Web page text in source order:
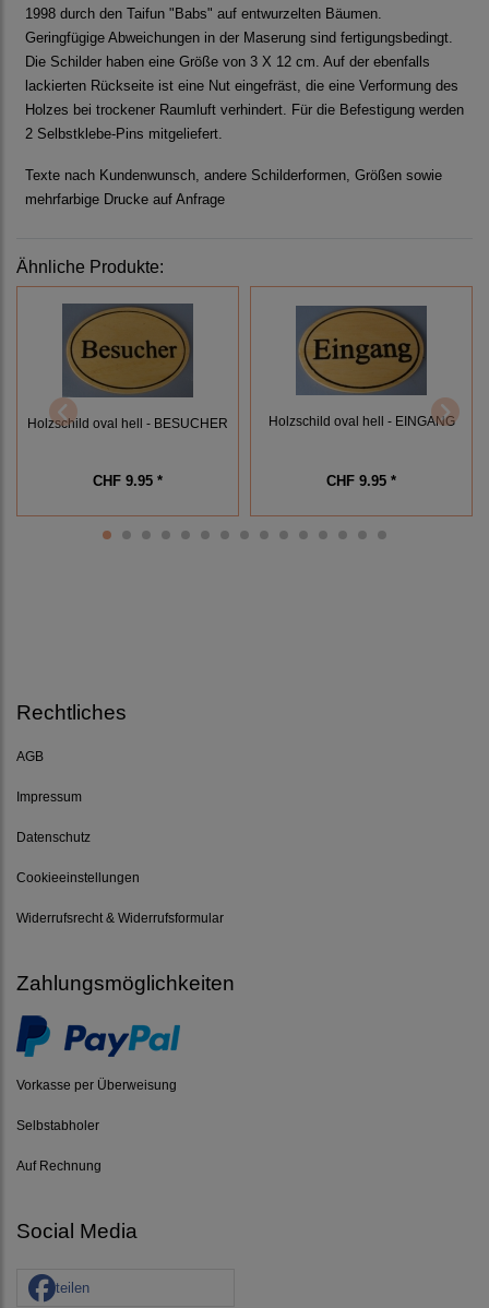
1998 durch den Taifun "Babs" auf entwurzelten Bäumen.
Geringfügige Abweichungen in der Maserung sind fertigungsbedingt.
Die Schilder haben eine Größe von 3 X 12 cm. Auf der ebenfalls
lackierten Rückseite ist eine Nut eingefräst, die eine Verformung des
Holzes bei trockener Raumluft verhindert. Für die Befestigung werden
2 Selbstklebe-Pins mitgeliefert.
Texte nach Kundenwunsch, andere Schilderformen, Größen sowie
mehrfarbige Drucke auf Anfrage
Ähnliche Produkte:
Holzschild oval hell - BESUCHER
CHF 9.95 *
Holzschild oval hell - EINGANG
CHF 9.95 *
Rechtliches
AGB
Impressum
Datenschutz
Cookieeinstellungen
Widerrufsrecht & Widerrufsformular
Zahlungsmöglichkeiten
Vorkasse per Überweisung
Selbstabholer
Auf Rechnung
Social Media
teilen